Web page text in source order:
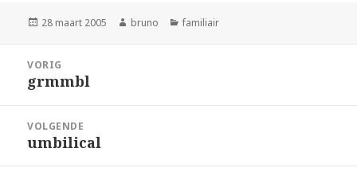
Geplaatst
28 maart 2005 Auteur
bruno Categorieën
familiair
navigatie
VORIG
Vorig
grmmbl
VOLGENDE
Volgend
umbilical